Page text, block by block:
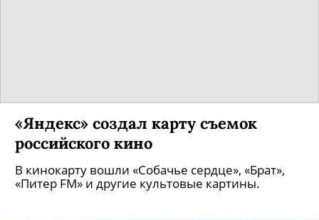
«Яндекс» создал карту съемок
российского кино
В кинокарту вошли «Собачье сердце», «Брат»,
«Питер FM» и другие культовые картины.